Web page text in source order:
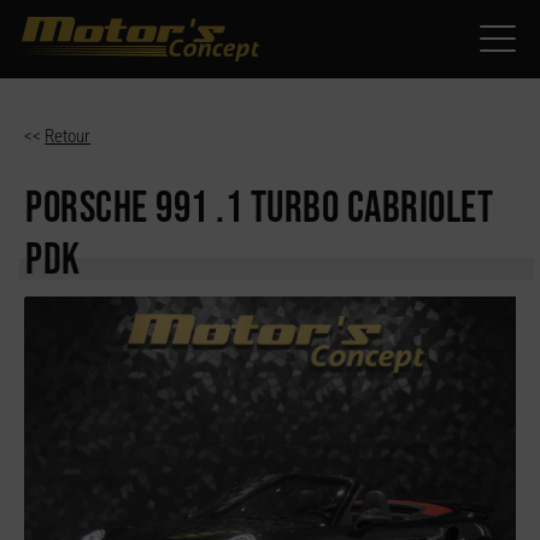
<< Retour
PORSCHE 991 .1 TURBO CABRIOLET
PDK